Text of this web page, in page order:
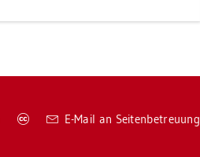
Co­
E-Mail an Sei­ten­be­treu­ung